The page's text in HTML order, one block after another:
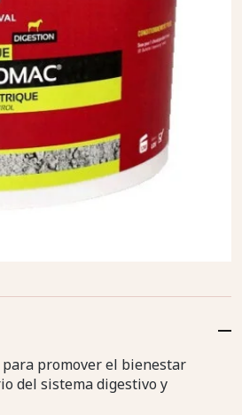
para promover el bienestar
del sistema digestivo y